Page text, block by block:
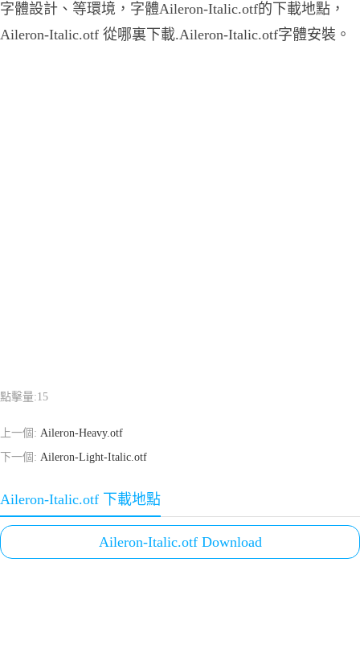
字體設計、等環境，字體Aileron-Italic.otf的下載地點，
Aileron-Italic.otf 從哪裏下載.Aileron-Italic.otf字體安裝。
點擊量:15
上一個: Aileron-Heavy.otf
下一個: Aileron-Light-Italic.otf
Aileron-Italic.otf 下載地點
Aileron-Italic.otf Download